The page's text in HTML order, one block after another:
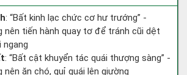
: “Bất kinh lạc chức cơ hư trướng” -
nên tiến hành quay tơ để tránh cũi dệt
ngang
: “Bất cật khuyển tác quái thượng sàng” -
nên ăn chó, quỉ quái lên giường